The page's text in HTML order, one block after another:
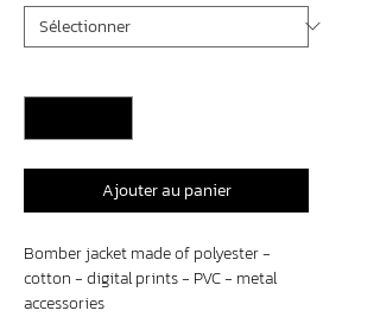
Ajouter au panier
Bomber jacket made of polyester -
cotton - digital prints - PVC - metal
accessories